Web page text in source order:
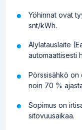
Yöhinnat ovat
snt/kWh.
Älylatauslaite
automaattisesti
Pörssisähkö on
noin 70 %
Sopimus on
sitovuusaikaa.